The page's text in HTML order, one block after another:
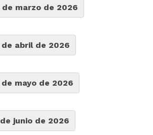
marzo de 2026
abril de 2026
mayo de 2026
junio de 2026